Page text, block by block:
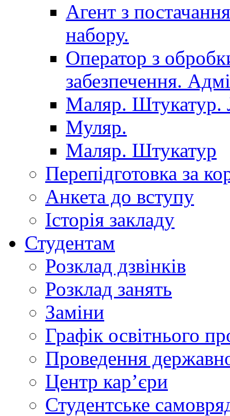
Агент з
набору.
Оператор з
забезпечення.
Маляр. Штукатур.
Муляр.
Маляр. Штукатур
Перепідготовка за
Анкета до вступу
Історія закладу
Студентам
Розклад дзвінків
Розклад занять
Заміни
Графік освітнього
Проведення
Центр кар’єри
Студентське